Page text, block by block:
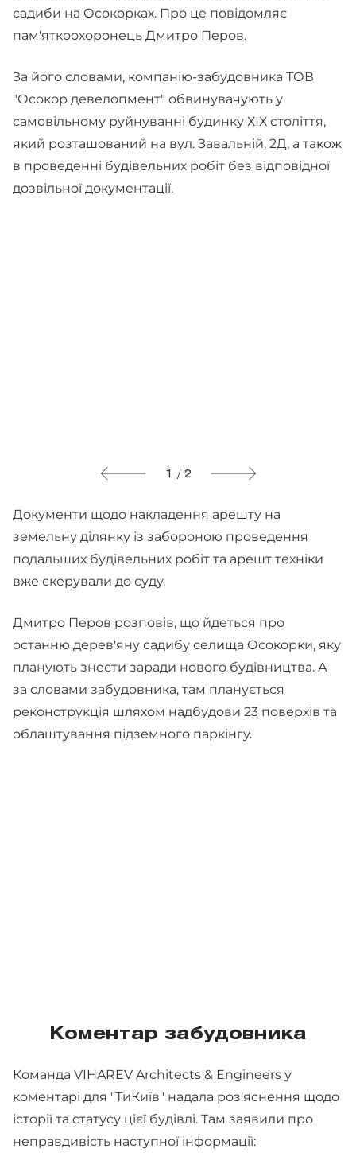
садиби на Осокорках. Про це повідомляє
пам'яткоохоронець Дмитро Перов.
За його словами, компанію-забудовника ТОВ
"Осокор девелопмент" обвинувачують у
самовільному руйнуванні будинку ХІХ століття,
який розташований на вул. Завальній, 2Д, а також
в проведенні будівельних робіт без відповідної
дозвільної документації.
1 / 2
Документи щодо накладення арешту на
земельну ділянку із забороною проведення
подальших будівельних робіт та арешт техніки
вже скерували до суду.
Дмитро Перов розповів, що йдеться про
останню дерев'яну садибу селища Осокорки, яку
планують знести заради нового будівництва. А
за словами забудовника, там планується
реконструкція шляхом надбудови 23 поверхів та
облаштування підземного паркінгу.
Коментар забудовника
Команда VIHAREV Architects & Engineers у
коментарі для "ТиКиїв" надала роз'яснення щодо
історії та статусу цієї будівлі. Там заявили про
неправдивість наступної інформації: